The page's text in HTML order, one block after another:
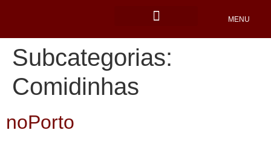
MENU
Subcategorias:
Comidinhas
noPorto